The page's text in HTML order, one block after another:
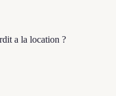
a la location ?